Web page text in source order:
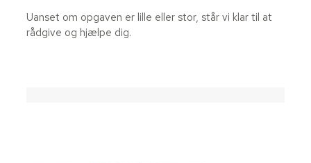
Uanset om opgaven er lille eller stor, står vi klar til at
rådgive og hjælpe dig.